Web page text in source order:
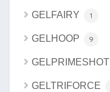
GELFAIRY 1
GELHOOP 9
GELPRIMESHOT
GELTRIFORCE